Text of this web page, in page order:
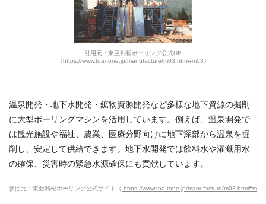
引用元：東亜利根ボーリング公式HP
（https://www.toa-tone.jp/manufacture/m03.html#m03）
温泉開発・地下水開発・鉱物資源開発など多様な地下資源の掘削
に大型ボーリングマシンを活用しています。例えば、温泉開発で
は観光施設や福祉、農業、医療分野向けに地下深部から温泉を掘
削し、安定して供給できます。地下水開発では飲料水や灌漑用水
の確保、災害時の緊急水源確保にも貢献しています。
参照元：東亜利根ボーリング公式サイト（ https://www.toa-tone.jp/manufacture/m03.html#m03